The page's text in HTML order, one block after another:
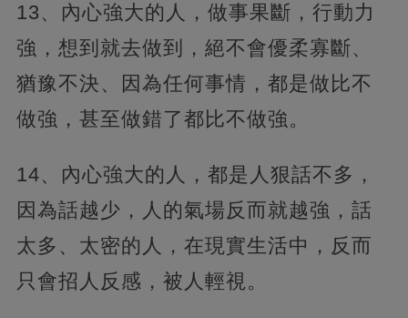
13、內心強大的人，做事果斷，行動力
強，想到就去做到，絕不會優柔寡斷、
猶豫不決、因為任何事情，都是做比不
做強，甚至做錯了都比不做強。
14、內心強大的人，都是人狠話不多，
因為話越少，人的氣場反而就越強，話
太多、太密的人，在現實生活中，反而
只會招人反感，被人輕視。